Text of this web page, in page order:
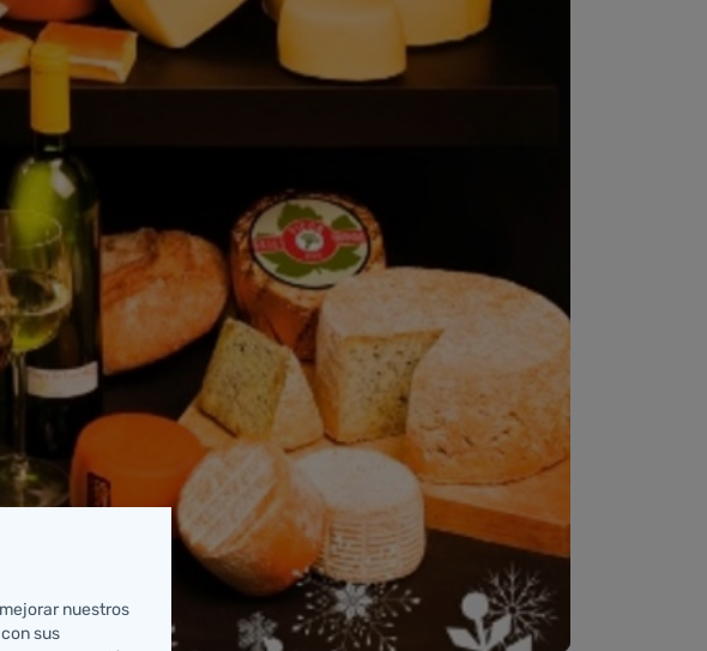
nuestros
sus